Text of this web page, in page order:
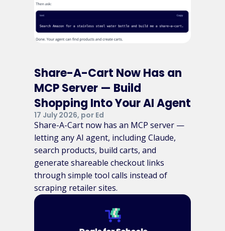
Share-A-Cart Now Has an
MCP Server — Build
Shopping Into Your AI Agent
17 July 2026, por Ed
Share-A-Cart now has an MCP server —
letting any AI agent, including Claude,
search products, build carts, and
generate shareable checkout links
through simple tool calls instead of
scraping retailer sites.